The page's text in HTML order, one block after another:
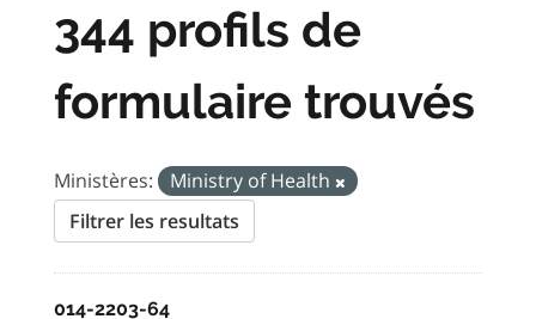
344 profils de
formulaire trouvés
Ministères:
Ministry of Health
Filtrer les resultats
014-2203-64